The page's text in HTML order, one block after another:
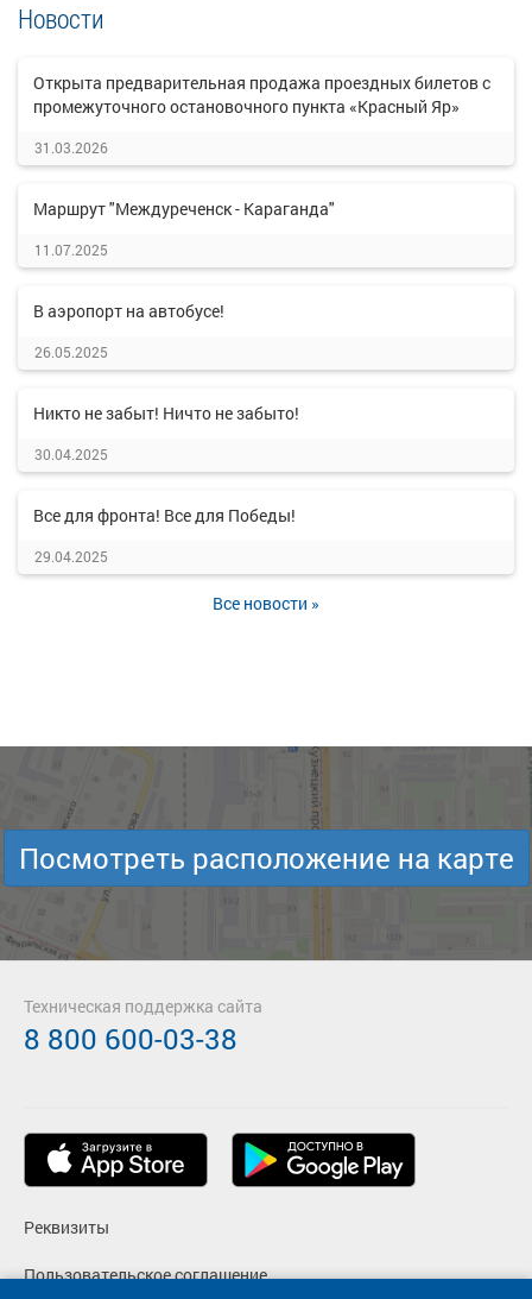
Новости
Открыта предварительная продажа проездных билетов с
промежуточного остановочного пункта «Красный Яр»
31.03.2026
Маршрут "Междуреченск - Караганда"
11.07.2025
В аэропорт на автобусе!
26.05.2025
Никто не забыт! Ничто не забыто!
30.04.2025
Все для фронта! Все для Победы!
29.04.2025
Все новости »
Посмотреть расположение на карте
Реквизиты
Пользовательское соглашение
Техническая поддержка сайта
8 800 600-03-38